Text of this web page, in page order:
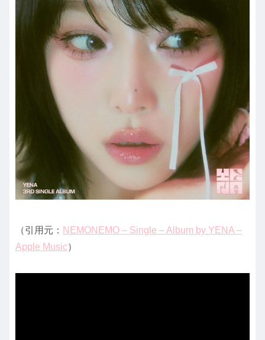
（引用元： ‎NEMONEMO – Single – Album by YENA –
Apple Music）